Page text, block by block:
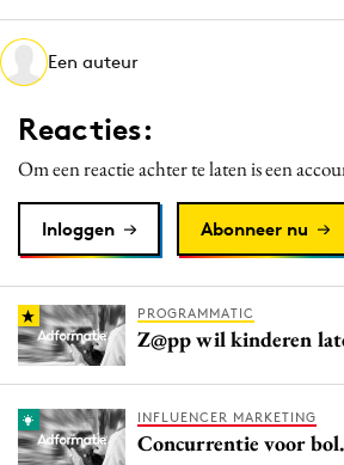
Martech
Media
Merkstrategie
PR
Programmatic
Reputatie & crisis
Een auteur
Reacties:
Om een reactie achter te laten is een
Inloggen Abonneer nu
PROGRAMMATIC
Z@pp wil kinderen
INFLUENCER MARKETING
Concurrentie voor